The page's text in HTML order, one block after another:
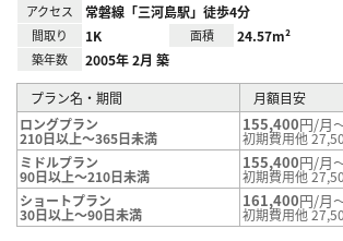
アクセス 常磐線「三河島駅」徒歩4分
間取り 1K 面積 24.57m²
築年数 2005年 2月 築
プラン名・期間
月額目安
ロングプラン
210日以上～365日未満
155,400円/月
初期費用他
ミドルプラン
90日以上～210日未満
155,400円/月
初期費用他
ショートプラン
30日以上～90日未満
161,400円/月
初期費用他